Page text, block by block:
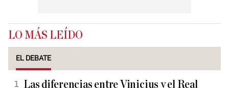
LO MÁS LEÍDO
EL DEBATE
Las diferencias entre Vinicius y el Real